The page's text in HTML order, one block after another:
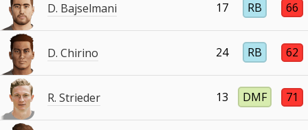
D. Bajselmani 17 RB 66
D. Chirino 24 RB 62
R. Strieder 13 DMF 71